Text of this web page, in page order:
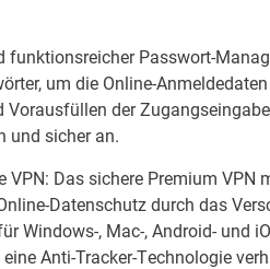
funktionsreicher Passwort-
um die Online-
Vorausfüllen der
und sicher an.
VPN: Das sichere Premium
Datenschutz durch das
Windows-, Mac-, Android- und
Anti-Tracker-Technologie